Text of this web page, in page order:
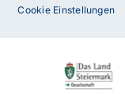
Cookie Einstellungen